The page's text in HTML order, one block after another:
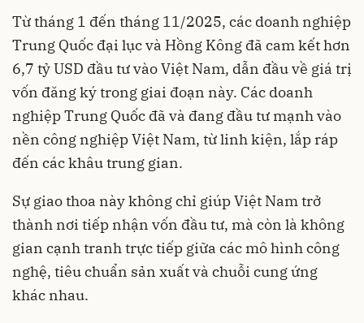
Từ tháng 1 đến tháng 11/2025, các doanh nghiệp
Trung Quốc đại lục và Hồng Kông đã cam kết hơn
6,7 tỷ USD đầu tư vào Việt Nam, dẫn đầu về giá trị
vốn đăng ký trong giai đoạn này. Các doanh
nghiệp Trung Quốc đã và đang đầu tư mạnh vào
nền công nghiệp Việt Nam, từ linh kiện, lắp ráp
đến các khâu trung gian.
Sự giao thoa này không chỉ giúp Việt Nam trở
thành nơi tiếp nhận vốn đầu tư, mà còn là không
gian cạnh tranh trực tiếp giữa các mô hình công
nghệ, tiêu chuẩn sản xuất và chuỗi cung ứng
khác nhau.